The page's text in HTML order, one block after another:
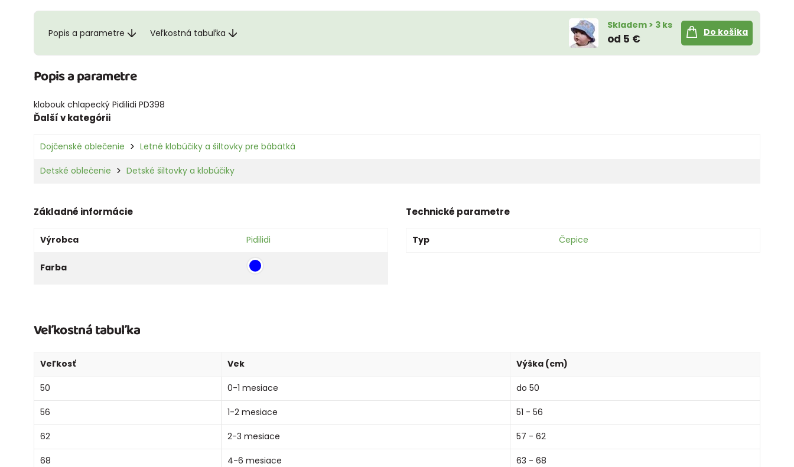
Popis a parametre Veľkostná tabuľka
Skladem > 3 ks
od 5 €
Do košíka
Popis a parametre
klobouk chlapecký Pidilidi PD398
Ďalší v kategórii
Dojčenské oblečenie Letné klobúčiky a šiltovky pre bábätká
Detské oblečenie Detské šiltovky a klobúčiky
Základné informácie
Výrobca Pidilidi
Farba
Technické parametre
Typ Čepice
Veľkostná tabuľka
Veľkosť Vek Výška (cm)
50 0-1 mesiace do 50
56 1-2 mesiace 51 - 56
62 2-3 mesiace 57 - 62
68 4-6 mesiace 63 - 68